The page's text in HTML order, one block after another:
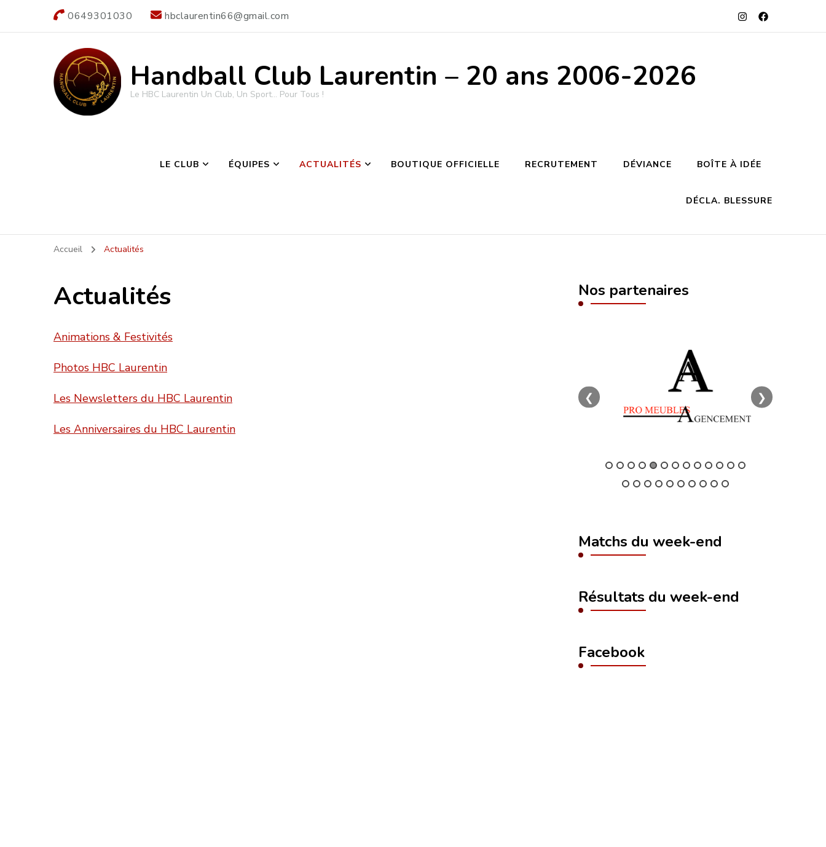
0649301030 hbclaurentin66@gmail.com
Handball Club Laurentin – 20 ans 2006-2026
Le HBC Laurentin Un Club, Un Sport… Pour Tous !
LE CLUB ÉQUIPES ACTUALITÉS BOUTIQUE OFFICIELLE RECRUTEMENT DÉVIANCE BOÎTE À IDÉE
DÉCLA. BLESSURE
Accueil Actualités
Actualités
Animations & Festivités
Photos HBC Laurentin
Les Newsletters du HBC Laurentin
Les Anniversaires du HBC Laurentin
Nos partenaires
❮ ❯
Matchs du week-end
Résultats du week-end
Facebook